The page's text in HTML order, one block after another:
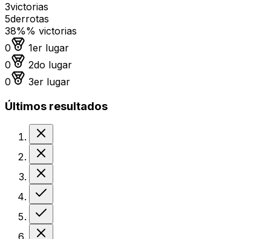
3victorias
5derrotas
38%% victorias
0
Medalla de oro
1er lugar
0
Medalla de plata
2do lugar
0
Medalla de bronce
3er lugar
Últimos resultados